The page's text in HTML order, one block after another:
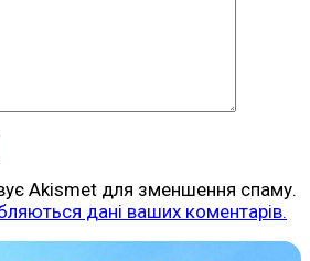
Akismet для зменшення спаму.
дані ваших коментарів.